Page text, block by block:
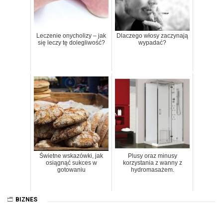
Leczenie onycholizy – jak
się leczy tę dolegliwość?
Dlaczego włosy zaczynają
wypadać?
Świetne wskazówki, jak
osiągnąć sukces w
gotowaniu
Plusy oraz minusy
korzystania z wanny z
hydromasażem.
BIZNES